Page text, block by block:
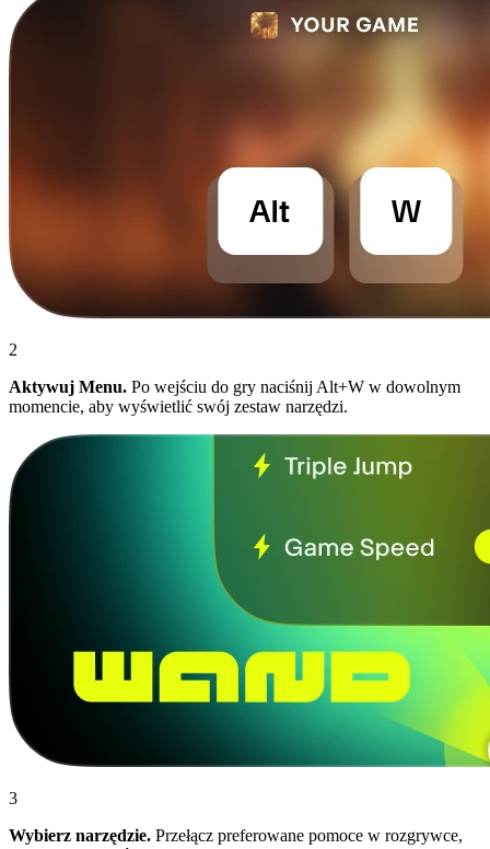
2
Aktywuj Menu. Po wejściu do gry naciśnij Alt+W w dowolnym
momencie, aby wyświetlić swój zestaw narzędzi.
3
Wybierz narzędzie. Przełącz preferowane pomoce w rozgrywce,